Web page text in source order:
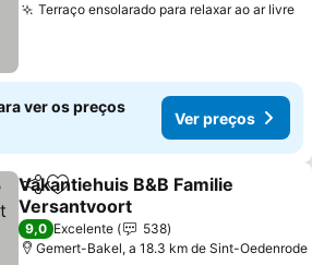
Terraço ensolarado para relaxar ao ar livre
ver os preços
Ver preços
PartilharAdicionar aos favoritos
Vakantiehuis B&B Familie
Versantvoort
9,0 Excelente
538
Gemert-Bakel, a 18.3 km de Sint-Oedenrode